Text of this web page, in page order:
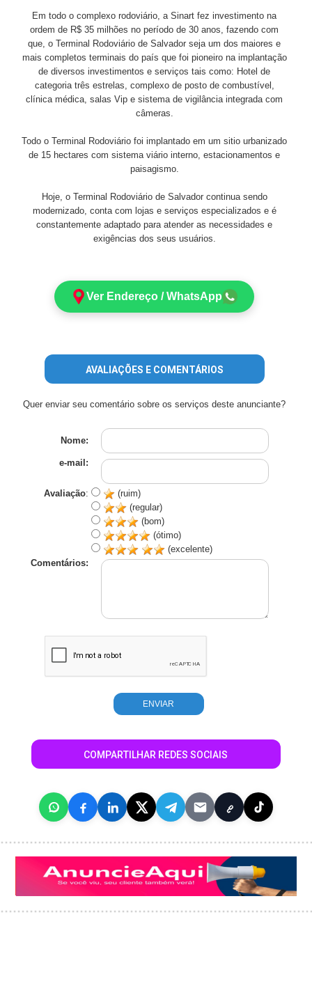
Em todo o complexo rodoviário, a Sinart fez investimento na
ordem de R$ 35 milhões no período de 30 anos, fazendo com
que, o Terminal Rodoviário de Salvador seja um dos maiores e
mais completos terminais do país que foi pioneiro na implantação
de diversos investimentos e serviços tais como: Hotel de
categoria três estrelas, complexo de posto de combustível,
clínica médica, salas Vip e sistema de vigilância integrada com
câmeras.
Todo o Terminal Rodoviário foi implantado em um sitio urbanizado
de 15 hectares com sistema viário interno, estacionamentos e
paisagismo.
Hoje, o Terminal Rodoviário de Salvador continua sendo
modernizado, conta com lojas e serviços especializados e é
constantemente adaptado para atender as necessidades e
exigências dos seus usuários.
Ver Endereço / WhatsApp
AVALIAÇÕES E COMENTÁRIOS
Quer enviar seu comentário sobre os serviços deste anunciante?
Nome:
e-mail:
Avaliação:
(ruim)
(regular)
(bom)
(ótimo)
(excelente)
Comentários:
COMPARTILHAR REDES SOCIAIS